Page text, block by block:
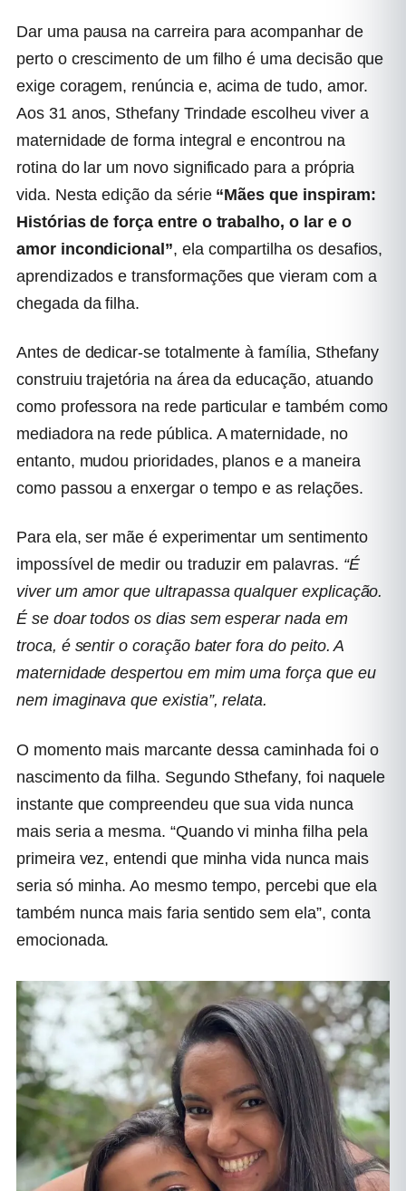
Dar uma pausa na carreira para acompanhar de
perto o crescimento de um filho é uma decisão que
exige coragem, renúncia e, acima de tudo, amor.
Aos 31 anos, Sthefany Trindade escolheu viver a
maternidade de forma integral e encontrou na
rotina do lar um novo significado para a própria
vida. Nesta edição da série“Mães que inspiram:
Histórias de força entre o trabalho, o lar e o
amor incondicional”, ela compartilha os desafios,
aprendizados e transformações que vieram com a
chegada da filha.
Antes de dedicar-se totalmente à família, Sthefany
construiu trajetória na área da educação, atuando
como professora na rede particular e também como
mediadora na rede pública. A maternidade, no
entanto, mudou prioridades, planos e a maneira
como passou a enxergar o tempo e as relações.
Para ela, ser mãe é experimentar um sentimento
impossível de medir ou traduzir em palavras. “É
viver um amor que ultrapassa qualquer explicação.
É se doar todos os dias sem esperar nada em
troca, é sentir o coração bater fora do peito. A
maternidade despertou em mim uma força que eu
nem imaginava que existia”, relata.
O momento mais marcante dessa caminhada foi o
nascimento da filha. Segundo Sthefany, foi naquele
instante que compreendeu que sua vida nunca
mais seria a mesma. “Quando vi minha filha pela
primeira vez, entendi que minha vida nunca mais
seria só minha. Ao mesmo tempo, percebi que ela
também nunca mais faria sentido sem ela”, conta
emocionada.